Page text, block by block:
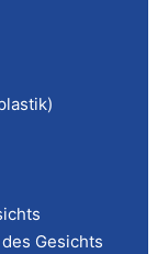
Gesichts